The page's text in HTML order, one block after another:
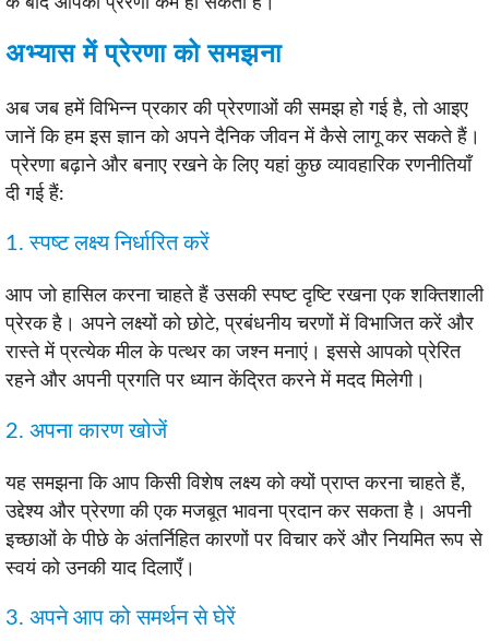
अभ्यास में प्रेरणा को समझना
अब जब हमें विभिन्न प्रकार की प्रेरणाओं की समझ हो गई है, तो आइए
जानें कि हम इस ज्ञान को अपने दैनिक जीवन में कैसे लागू कर सकते हैं।
प्रेरणा बढ़ाने और बनाए रखने के लिए यहां कुछ व्यावहारिक रणनीतियाँ
दी गई हैं:
1. स्पष्ट लक्ष्य निर्धारित करें
आप जो हासिल करना चाहते हैं उसकी स्पष्ट दृष्टि रखना एक शक्तिशाली
प्रेरक है। अपने लक्ष्यों को छोटे, प्रबंधनीय चरणों में विभाजित करें और
रास्ते में प्रत्येक मील के पत्थर का जश्न मनाएं। इससे आपको प्रेरित
रहने और अपनी प्रगति पर ध्यान केंद्रित करने में मदद मिलेगी।
2. अपना कारण खोजें
यह समझना कि आप किसी विशेष लक्ष्य को क्यों प्राप्त करना चाहते हैं,
उद्देश्य और प्रेरणा की एक मजबूत भावना प्रदान कर सकता है। अपनी
इच्छाओं के पीछे के अंतर्निहित कारणों पर विचार करें और नियमित रूप से
स्वयं को उनकी याद दिलाएँ।
3. अपने आप को समर्थन से घेरें